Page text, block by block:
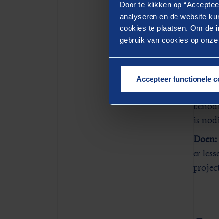
Door te klikken op
analyseren en de website
cookies te plaatsen. Om de
gebruik van cookies op
Accepteer functionele
te
kom
is.
is
Doen:
er